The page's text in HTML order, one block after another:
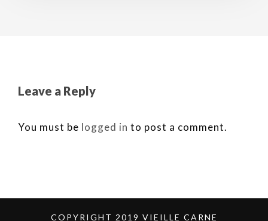
Leave a Reply
You must be logged in to post a comment.
COPYRIGHT 2019 VIEILLE CARNE